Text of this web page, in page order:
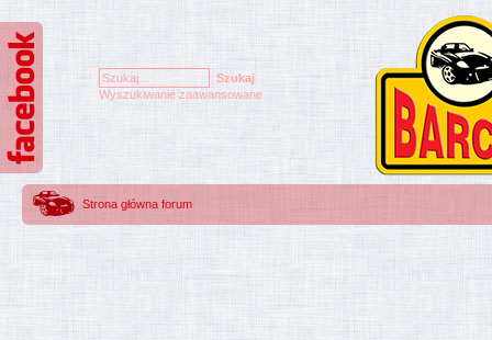
Wyszukiwanie zaawansowane
Strona główna forum